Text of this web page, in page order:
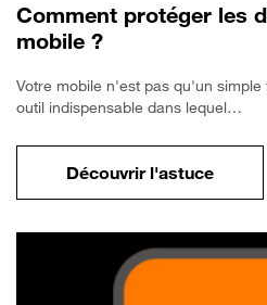
Comment protéger les
mobile ?
Votre mobile n'est pas qu'un
outil indispensable dans lequel…
Découvrir l'astuce
pour